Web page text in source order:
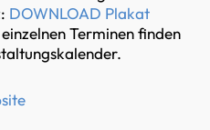
DOWNLOAD Plakat
Terminen finden